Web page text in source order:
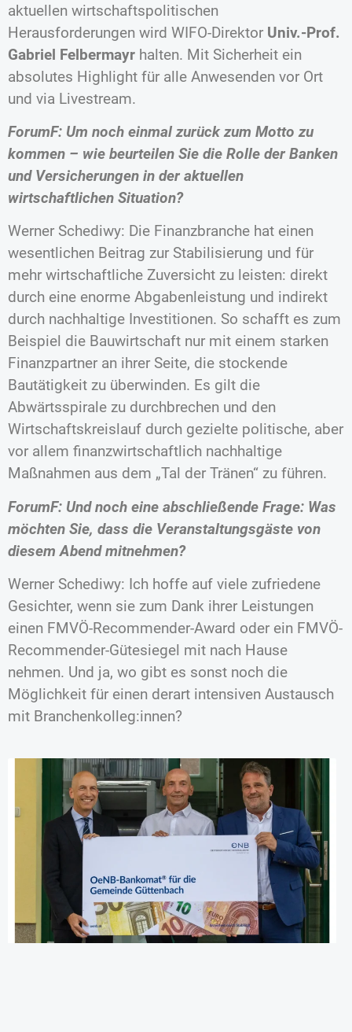
aktuellen wirtschaftspolitischen
Herausforderungen wird WIFO-Direktor Univ.-Prof.
Gabriel Felbermayr halten. Mit Sicherheit ein
absolutes Highlight für alle Anwesenden vor Ort
und via Livestream.
ForumF: Um noch einmal zurück zum Motto zu
kommen – wie beurteilen Sie die Rolle der Banken
und Versicherungen in der aktuellen
wirtschaftlichen Situation?
Werner Schediwy: Die Finanzbranche hat einen
wesentlichen Beitrag zur Stabilisierung und für
mehr wirtschaftliche Zuversicht zu leisten: direkt
durch eine enorme Abgabenleistung und indirekt
durch nachhaltige Investitionen. So schafft es zum
Beispiel die Bauwirtschaft nur mit einem starken
Finanzpartner an ihrer Seite, die stockende
Bautätigkeit zu überwinden. Es gilt die
Abwärtsspirale zu durchbrechen und den
Wirtschaftskreislauf durch gezielte politische, aber
vor allem finanzwirtschaftlich nachhaltige
Maßnahmen aus dem „Tal der Tränen“ zu führen.
ForumF: Und noch eine abschließende Frage: Was
möchten Sie, dass die Veranstaltungsgäste von
diesem Abend mitnehmen?
Werner Schediwy: Ich hoffe auf viele zufriedene
Gesichter, wenn sie zum Dank ihrer Leistungen
einen FMVÖ-Recommender-Award oder ein FMVÖ-
Recommender-Gütesiegel mit nach Hause
nehmen. Und ja, wo gibt es sonst noch die
Möglichkeit für einen derart intensiven Austausch
mit Branchenkolleg:innen?